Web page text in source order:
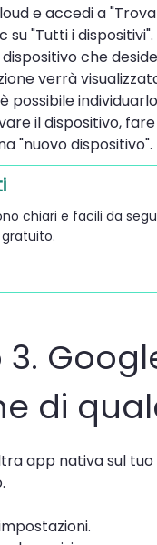
e accedi a
su "Tutti i dispositivi".
dispositivo che
verrà
è possibile
il dispositivo,
"nuovo dispositivo".
chiari e facili da
di
app nativa sul